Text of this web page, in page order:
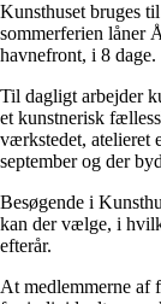
Kunsthuset bruges
sommerferien låner
havnefront, i 8 dage.
Til dagligt arbejder
et kunstnerisk
værkstedet, atelieret
september og der
Besøgende i
kan der vælge, i
efterår.
At medlemmerne af